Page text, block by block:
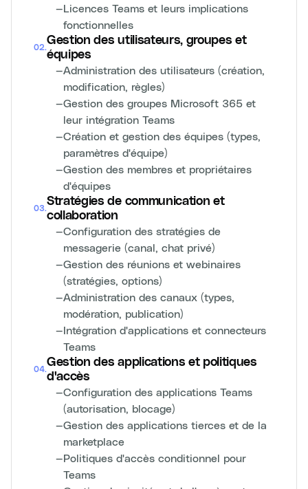
—Licences Teams et leurs implications
fonctionnelles
02.
Gestion des utilisateurs, groupes et
équipes
—Administration des utilisateurs (création,
modification, règles)
—Gestion des groupes Microsoft 365 et
leur intégration Teams
—Création et gestion des équipes (types,
paramètres d'équipe)
—Gestion des membres et propriétaires
d'équipes
03.
Stratégies de communication et
collaboration
—Configuration des stratégies de
messagerie (canal, chat privé)
—Gestion des réunions et webinaires
(stratégies, options)
—Administration des canaux (types,
modération, publication)
—Intégration d'applications et connecteurs
Teams
04.
Gestion des applications et politiques
d'accès
—Configuration des applications Teams
(autorisation, blocage)
—Gestion des applications tierces et de la
marketplace
—Politiques d'accès conditionnel pour
Teams